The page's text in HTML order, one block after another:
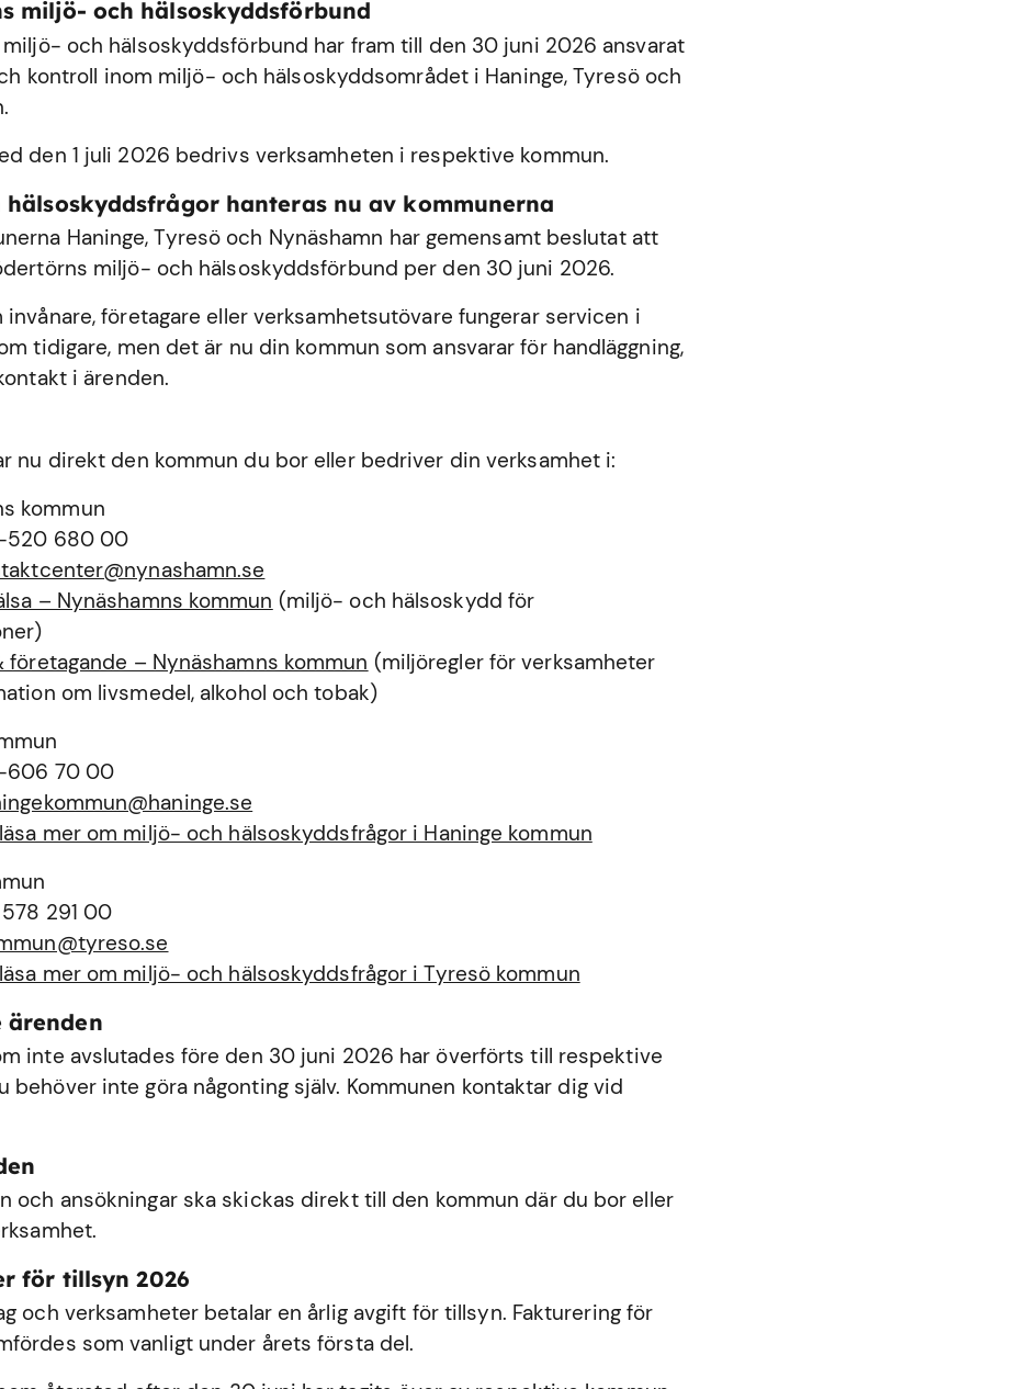
miljö- och hälsoskyddsförbund
och hälsoskyddsförbund har fram till den 30 juni 2026 ansvarat
kontroll inom miljö- och hälsoskyddsområdet i Haninge,Tyresöoch
.
den 1 juli 2026 bedrivs verksamheten i respektive kommun.
hälsoskyddsfrågor hanteras nu av kommunerna
Haninge, Tyresö och Nynäshamn har gemensamt beslutat att
miljö- och hälsoskyddsförbund per den 30 juni 2026.
invånare, företagare eller verksamhetsutövare fungerar servicen i
tidigare, men det är nu din kommun som ansvarar för handläggning,
i ärenden.
nu direkt den kommun du bor eller bedriver din verksamhet i:
kommun
520 680 00
– Nynäshamns kommun (miljö- och hälsoskydd för
företagande – Nynäshamns kommun (miljöregler för verksamheter
om livsmedel, alkohol och tobak)
606 70 00
mer om miljö- och hälsoskyddsfrågor i Haninge kommun
291 00
mer om miljö- och hälsoskyddsfrågor i Tyresö kommun
ärenden
inte avslutades före den 30 juni 2026 har överförts till respektive
behöver inte göra någonting själv. Kommunen kontaktar dig vid
och ansökningar ska skickas direkt till den kommun där du bor eller
för tillsyn 2026
och verksamheter betalar en årlig avgift för tillsyn. Fakturering för
som vanligt under årets första del.